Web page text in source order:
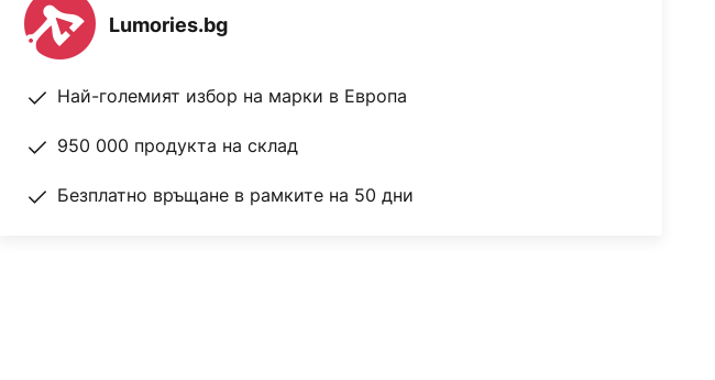
Lumories.bg
Най-големият избор на марки в Европа
950 000 продукта на склад
Безплатно връщане в рамките на 50 дни